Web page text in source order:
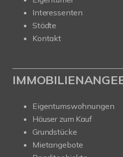
Interessenten
Städte
Kontakt
Eigentumswohnungen
Häuser zum Kauf
Grundstücke
Mietangebote